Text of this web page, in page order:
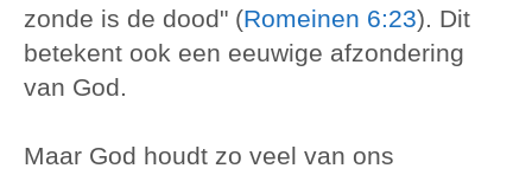
zonde is de dood" (Romeinen 6:23). Dit
betekent ook een eeuwige afzondering
van God.
Maar God houdt zo veel van ons